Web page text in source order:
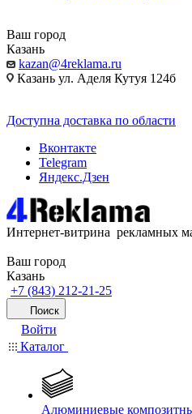
Ваш город
Казань
kazan@4reklama.ru
Казань ул. Аделя Кутуя 124б
Доступна доставка по области
Вконтакте
Telegram
Яндекс.Дзен
Интернет-витрина рекламных
Ваш город
Казань
+7 (843) 212-21-25
Поиск
Войти
Каталог
Алюминиевые